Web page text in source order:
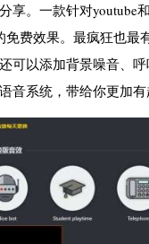
。一款针对youtube
费效果。最疯狂也最
可以添加背景噪音、
系统，带给你更加有